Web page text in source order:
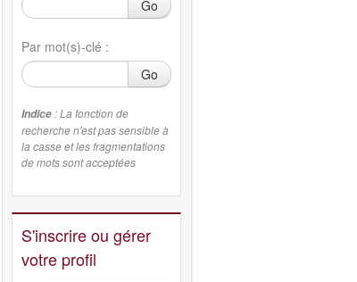
Go
Par mot(s)-clé :
Go
Indice : La fonction de
recherche n'est pas sensible à
la casse et les fragmentations
de mots sont acceptées
S'inscrire ou gérer
votre profil